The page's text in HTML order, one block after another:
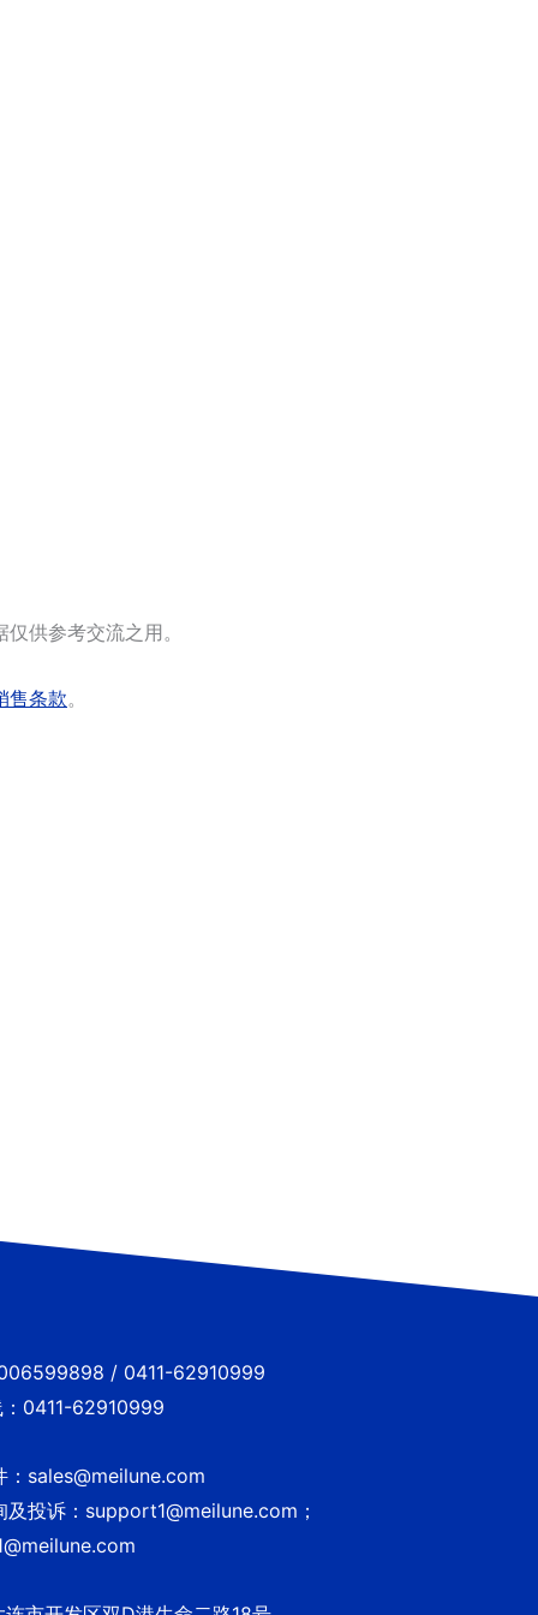
供参考交流之用。
售条款。
/ 0411-62910999
：0411-62910999
：sales@meilune.com
及投诉：support1@meilune.com；